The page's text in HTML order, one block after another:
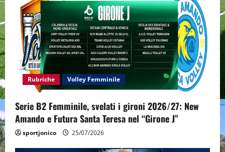
g
t
o
n
Rubriche Volley Femminile
Serie B2 Femminile, svelati i gironi 2026/27: New
Amando e Futura Santa Teresa nel “Girone J”
sportjonico 25/07/2026